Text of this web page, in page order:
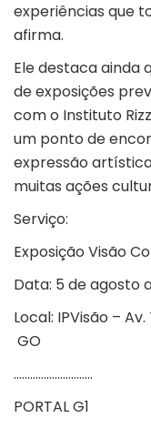
experiências que
afirma.
Ele destaca ainda
de exposições
com o Instituto
um ponto de
expressão
muitas ações
Serviço:
Exposição Visão
Data: 5 de agosto
Local: IPVisão –
GO
………………………..
PORTAL G1